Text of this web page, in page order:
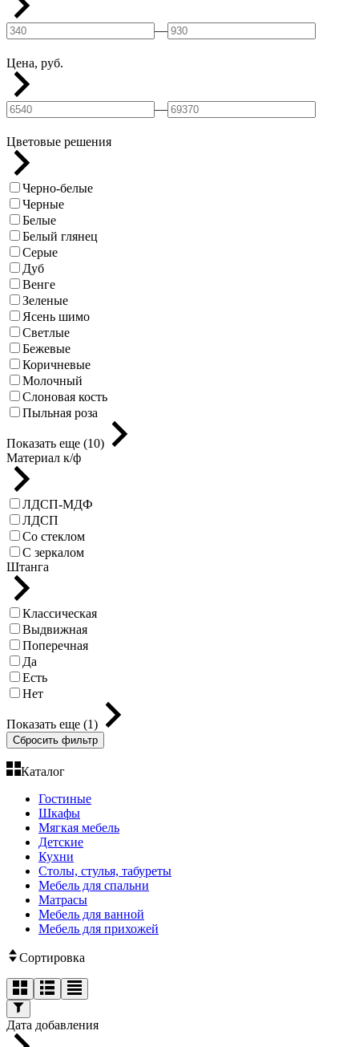
—
Цена, руб.
—
Цветовые решения
Черно-белые
Черные
Белые
Белый глянец
Серые
Дуб
Венге
Зеленые
Ясень шимо
Светлые
Бежевые
Коричневые
Молочный
Слоновая кость
Пыльная роза
Показать еще (10)
Материал к/ф
ЛДСП-МДФ
ЛДСП
Со стеклом
С зеркалом
Штанга
Классическая
Выдвижная
Поперечная
Да
Есть
Нет
Показать еще (1)
Сбросить фильтр
Каталог
Гостиные
Шкафы
Мягкая мебель
Детские
Кухни
Столы, стулья, табуреты
Мебель для спальни
Матрасы
Мебель для ванной
Мебель для прихожей
Сортировка
Дата добавления